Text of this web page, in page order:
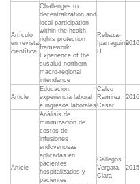
Artículo
en revista
científica
Challenges to
decentralization and
local participation
within the health
rights protection
framework:
Experience of the
susalud northern
macro-regional
intendance
Rebaza-
Iparraguirre
H.
2016
Article
Educación,
experiencia laboral
e ingresos laborales
Calvo
Ramirez,
Cesar
2016
Article
Análisis de
minimización de
costos de
infusiones
endovenosas
aplicadas en
pacientes
hospitalizados y
pacientes
Gallegos
Vergara,
Clara
2015